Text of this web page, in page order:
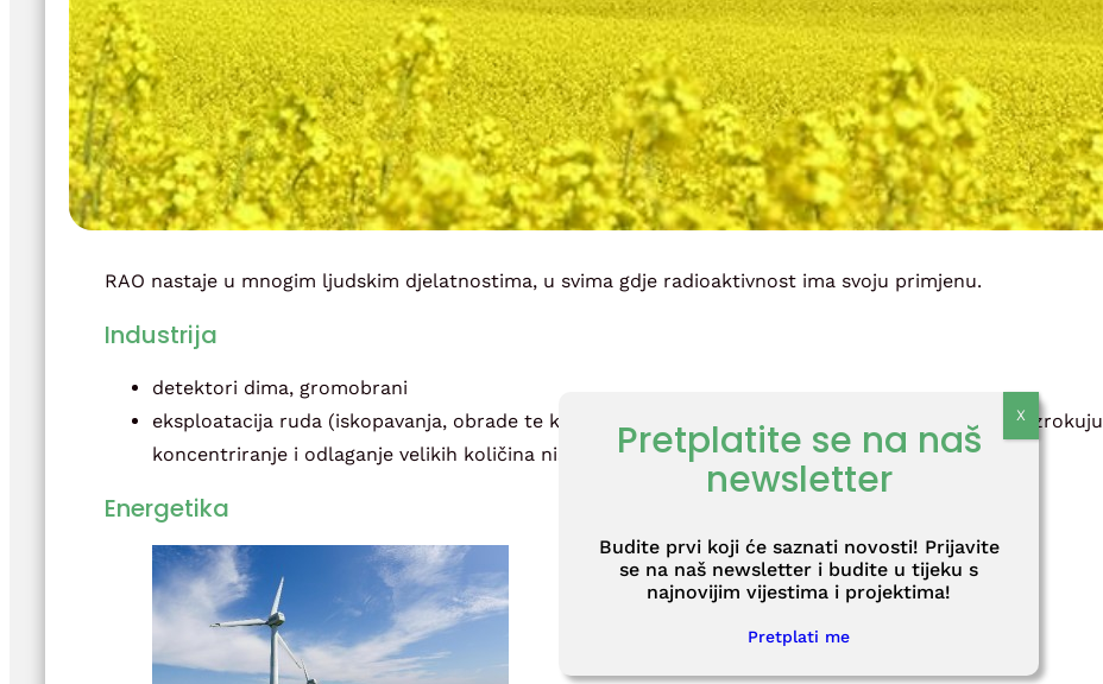
RAO nastaje u mnogim ljudskim djelatnostima, u svima gdje radioaktivnost ima svoju primjenu.
Industrija
detektori dima, gromobrani
eksploatacija ruda (iskopavanja, obrade te korištenja ugljena, prirodnog plina i fosfatnih ruda uzrokuju
koncentriranje i odlaganje velikih količina nisko radioaktivnog materijala)
Energetika
Pretplatite se na naš
newsletter
Budite prvi koji će saznati novosti! Prijavite
se na naš newsletter i budite u tijeku s
najnovijim vijestima i projektima!
Pretplati me